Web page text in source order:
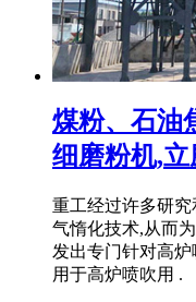
煤粉、石油
细磨粉机,立
重工经过许多研
气惰化技术,从而
发出专门针对高
用于高炉喷吹用 .